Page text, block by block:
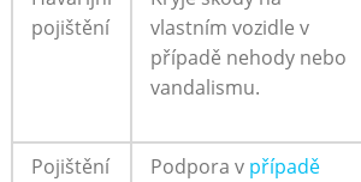
pojištění
vlastním vozidle v
případě nehody nebo
vandalismu.
Pojištění
Podpora v případě